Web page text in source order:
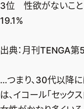
3位 性
19.1%
出典： 月刊TENGA第
…つまり、30代以降に
は、イコール「セック